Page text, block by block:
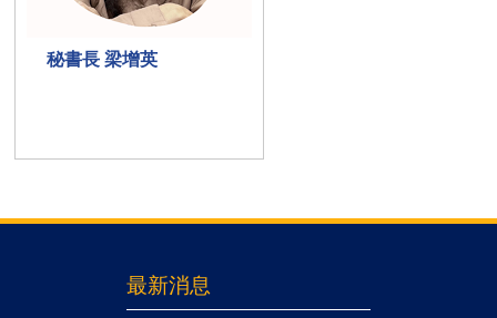
秘書長 梁增英
最新消息